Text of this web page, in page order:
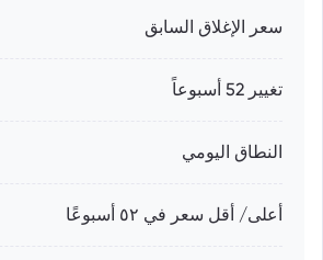
سعر الإغلاق السابق
تغيير 52 أسبوعاً
النطاق اليومي
أعلى/ أقل سعر في ٥٢ أسبوعًا